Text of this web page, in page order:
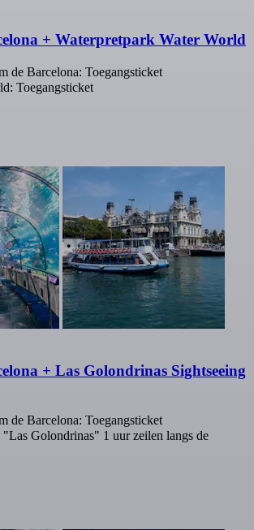
+ Waterpretpark Water World
de Barcelona: Toegangsticket
Toegangsticket
+ Las Golondrinas Sightseeing
de Barcelona: Toegangsticket
"Las Golondrinas" 1 uur zeilen langs de